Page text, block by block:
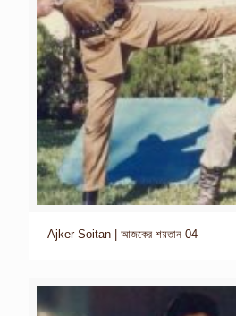
Ajker Soitan | আজকের শয়তান-04